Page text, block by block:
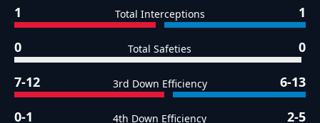
1 Total Interceptions 1
0 Total Safeties 0
7-12 3rd Down Efficiency 6-13
0-1 4th Down Efficiency 2-5